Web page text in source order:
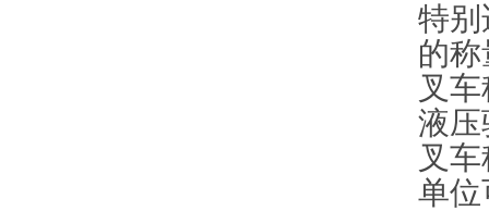
特别
的
叉
液压
叉
单位